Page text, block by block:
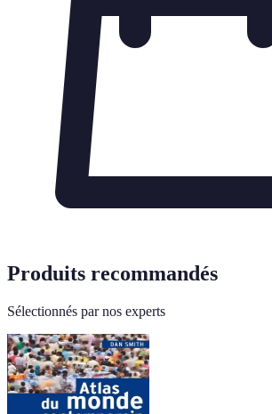
Produits recommandés
Sélectionnés par nos experts